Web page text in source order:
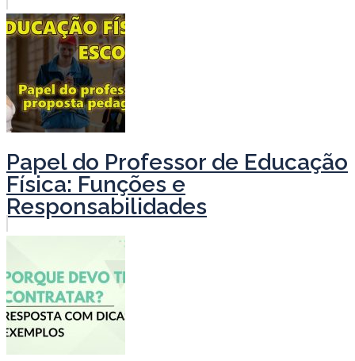
Papel do Professor de Educação
Física: Funções e
Responsabilidades